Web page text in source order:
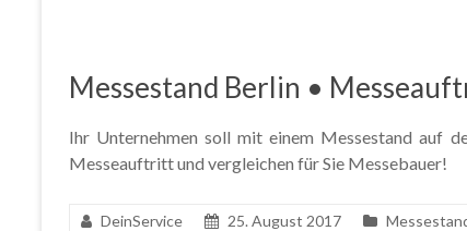
Messestand Berlin •
Ihr Unternehmen soll mit einem Messestand auf
Messeauftritt und vergleichen für Sie Messebauer!
DeinService 25. August 2017